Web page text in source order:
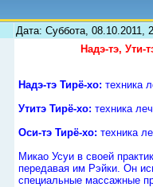
Дата: Суббота, 08.10.2011,
Надэ-тэ, Ути-
Надэ-тэ Тирё-хо: техника
Утитэ Тирё-хо: техника
Оси-тэ Тирё-хо: техника
Микао Усуи в своей
передавая им Рэйки. Он
специальные массажные